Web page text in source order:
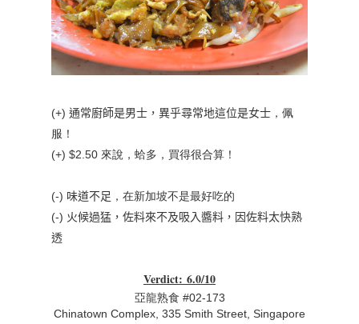
(+) 通常廚師是男士，異乎尋常地這位是女士 ，佩
服！
(+) $2.50 來說，蛤多，買得很合算！
(-) 味道不足 ，在新加坡不是最好吃的
(-) 火候過猛，佐料來不及吸入醬料，因佐料太快熟
透
Verdict: 6.0/10
亞龍熟食 #02-173
Chinatown Complex, 335 Smith Street, Singapore